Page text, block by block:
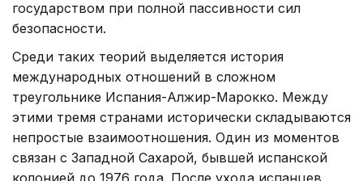
государством при полной пассивности сил
безопасности.
Среди таких теорий выделяется история
международных отношений в сложном
треугольнике Испания-Алжир-Марокко. Между
этими тремя странами исторически складываются
непростые взаимоотношения. Один из моментов
связан с Западной Сахарой, бывшей испанской